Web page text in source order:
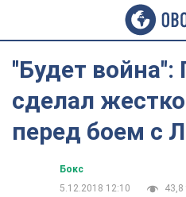
''Будет война'':
сделал
перед боем с
Бокс
5.12.2018 12:10
43,8